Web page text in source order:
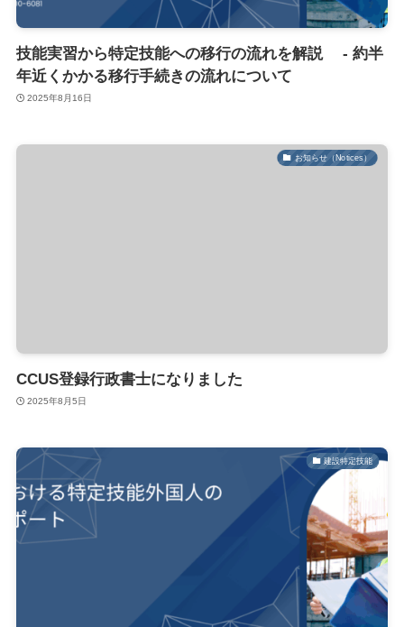
技能実習から特定技能への移行の流れを解説 - 約半
年近くかかる移行手続きの流れについて
2025年8月16日
お知らせ（Notices）
CCUS登録行政書士になりました
2025年8月5日
建設特定技能